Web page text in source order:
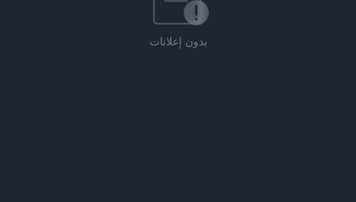
بدون إعلانات